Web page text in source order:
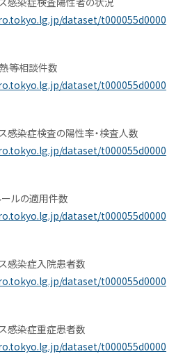
dataset/t000055d0000
等相談件数
dataset/t000055d0000
感染症検査の陽性率・検査人数
dataset/t000055d0000
ルの適用件数
dataset/t000055d0000
感染症入院患者数
dataset/t000055d0000
感染症重症患者数
dataset/t000055d0000